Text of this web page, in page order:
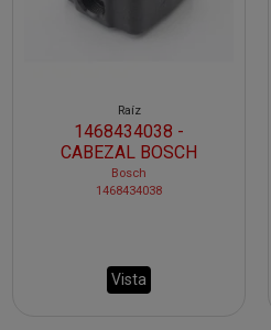
Raíz
1468434038 -
CABEZAL BOSCH
Bosch
1468434038
Vista